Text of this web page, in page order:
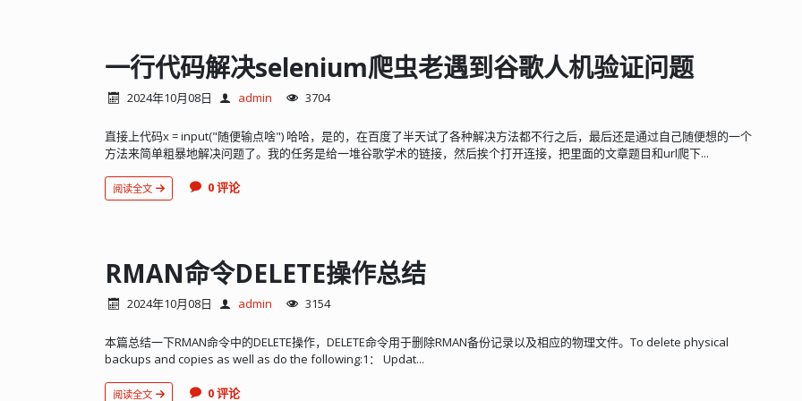
一行代码解决selenium爬虫老遇到谷歌人机验证问题
2024年10月08日 admin 3704
直接上代码x = input("随便输点啥") 哈哈，是的，在百度了半天试了各种解决方法都不行之后，最后还是通过自己随便想的一个
方法来简单粗暴地解决问题了。我的任务是给一堆谷歌学术的链接，然后挨个打开连接，把里面的文章题目和url爬下...
阅读全文 0 评论
RMAN命令DELETE操作总结
2024年10月08日 admin 3154
本篇总结一下RMAN命令中的DELETE操作，DELETE命令用于删除RMAN备份记录以及相应的物理文件。To delete physical
backups and copies as well as do the following:1： Updat...
阅读全文 0 评论